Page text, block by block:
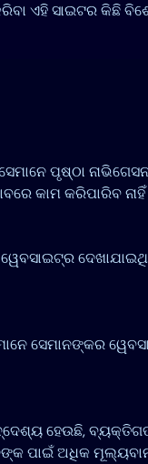
ଏହି ସାଇଟର କିଛି
ପୃଷ୍ଠା
କାମ କରିପାରିବ
ସେମାନଙ୍କର
ହେଉଛି, ବ୍ୟକ୍ତିଗତ
ପାଇଁ ଅଧିକ